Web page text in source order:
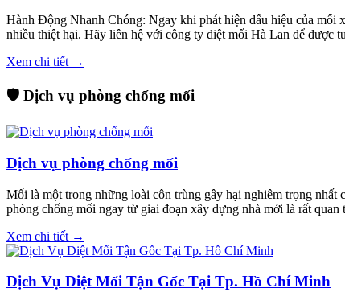
Hành Động Nhanh Chóng: Ngay khi phát hiện dấu hiệu của mối
nhiều thiệt hại. Hãy liên hệ với công ty diệt mối Hà Lan để được
Xem chi tiết →
🛡️ Dịch vụ phòng chống mối
Dịch vụ phòng chống mối
Mối là một trong những loài côn trùng gây hại nghiêm trọng nhất
phòng chống mối ngay từ giai đoạn xây dựng nhà mới là rất quan
Xem chi tiết →
Dịch Vụ Diệt Mối Tận Gốc Tại Tp. Hồ Chí Minh